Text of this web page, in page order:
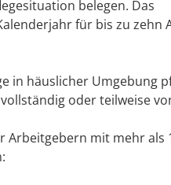
belegen. Das
für bis zu zehn
in häuslicher Umgebung
oder teilweise
mit mehr als